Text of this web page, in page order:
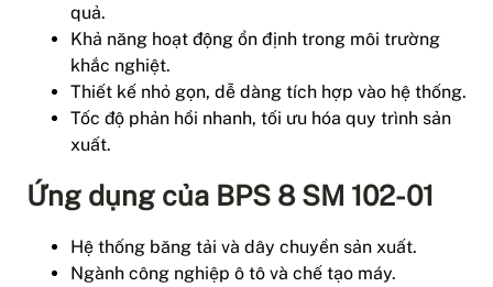
quả.
Khả năng hoạt động ổn định trong môi trường
khắc nghiệt.
Thiết kế nhỏ gọn, dễ dàng tích hợp vào hệ thống.
Tốc độ phản hồi nhanh, tối ưu hóa quy trình sản
xuất.
Ứng dụng của BPS 8 SM 102-01
Hệ thống băng tải và dây chuyền sản xuất.
Ngành công nghiệp ô tô và chế tạo máy.